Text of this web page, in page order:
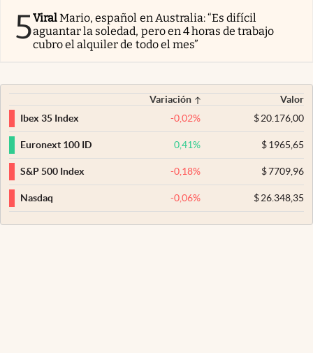
5ViralMario, español en Australia: “Es difícil
aguantar la soledad, pero en 4 horas de trabajo
cubro el alquiler de todo el mes”
Variación
Valor
Ibex 35 Index
-0,02% $20.176,00
Euronext 100 ID 0,41% $1965,65
S&P 500 Index -0,18% $7709,96
Nasdaq -0,06% $26.348,35